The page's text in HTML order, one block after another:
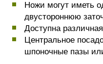
Ножи могут иметь
двустороннюю
Доступна
Центральное
шпоночные пазы